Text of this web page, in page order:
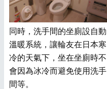
同時，洗手間的坐廁設自動
溫暖系統，讓輪友在日本寒
冷的天氣下，坐在坐廁時不
會因為冰冷而避免使用洗手
間等。